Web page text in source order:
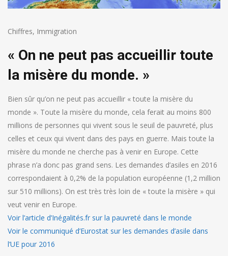
Chiffres, Immigration
« On ne peut pas accueillir toute
la misère du monde. »
Bien sûr qu’on ne peut pas accueillir « toute la misère du
monde ». Toute la misère du monde, cela ferait au moins 800
millions de personnes qui vivent sous le seuil de pauvreté, plus
celles et ceux qui vivent dans des pays en guerre. Mais toute la
misère du monde ne cherche pas à venir en Europe. Cette
phrase n’a donc pas grand sens. Les demandes d’asiles en 2016
correspondaient à 0,2% de la population européenne (1,2 million
sur 510 millions). On est très très loin de « toute la misère » qui
veut venir en Europe.
Voir l’article d’Inégalités.fr sur la pauvreté dans le monde
Voir le communiqué d’Eurostat sur les demandes d’asile dans
l’UE pour 2016